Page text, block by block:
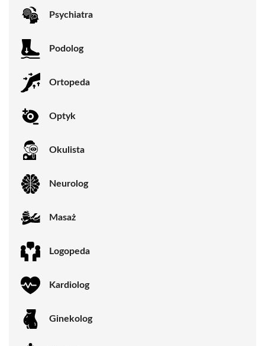
Psychiatra
Podolog
Ortopeda
Optyk
Okulista
Neurolog
Masaż
Logopeda
Kardiolog
Ginekolog